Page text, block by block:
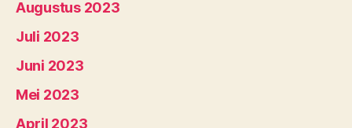
Augustus 2023
Juli 2023
Juni 2023
Mei 2023
April 2023